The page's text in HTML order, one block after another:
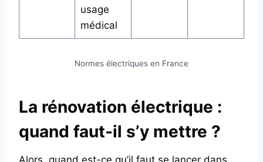
usage
médical
Normes électriques en France
La rénovation électrique :
quand faut-il s’y mettre ?
Alors, quand est-ce qu’il faut se lancer dans